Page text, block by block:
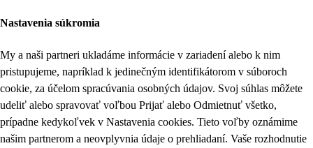
Nastavenia súkromia
My a naši partneri ukladáme informácie v zariadení alebo k nim
pristupujeme, napríklad k jedinečným identifikátorom v súboroch
cookie, za účelom spracúvania osobných údajov. Svoj súhlas môžete
udeliť alebo spravovať voľbou Prijať alebo Odmietnuť všetko,
prípadne kedykoľvek v Nastavenia cookies. Tieto voľby oznámime
našim partnerom a neovplyvnia údaje o prehliadaní. Vaše rozhodnutie